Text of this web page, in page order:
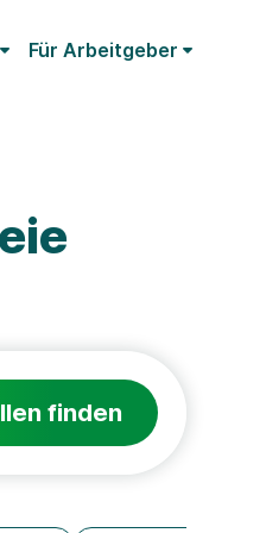
Für Arbeitgeber
finden